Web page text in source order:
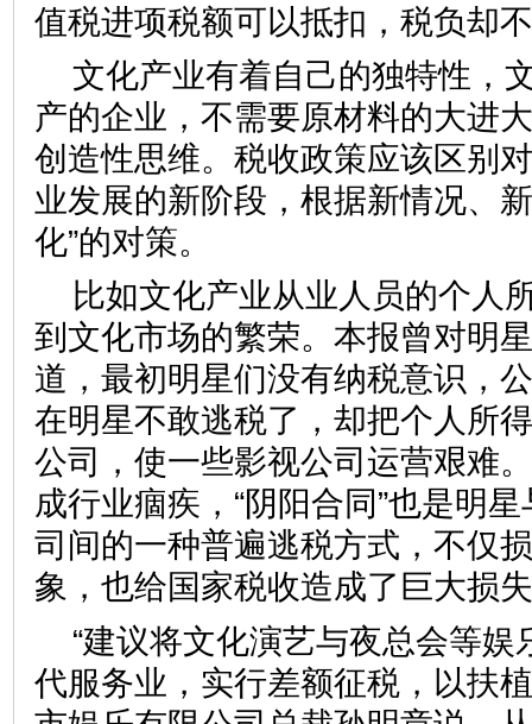
值税进项税额可以抵扣，税负却
文化产业有着自己的独特性，
产的企业，不需要原材料的大进
创造性思维。税收政策应该区别
业发展的新阶段，根据新情况、
化”的对策。
比如文化产业从业人员的个人
到文化市场的繁荣。本报曾对明
道，最初明星们没有纳税意识，
在明星不敢逃税了，却把个人所
公司，使一些影视公司运营艰难
成行业痼疾，“阴阳合同”也是明
司间的一种普遍逃税方式，不仅
象，也给国家税收造成了巨大损
“建议将文化演艺与夜总会等
代服务业，实行差额征税，以扶